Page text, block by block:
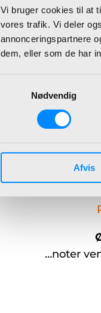
Vi bruger cookies til at
vores trafik. Vi deler
annonceringspartnere
dem, eller som de har
Nødvendig
Afvis
Sådan
din side
Find din
ERP-
Tag næste
Dynamics
…noter